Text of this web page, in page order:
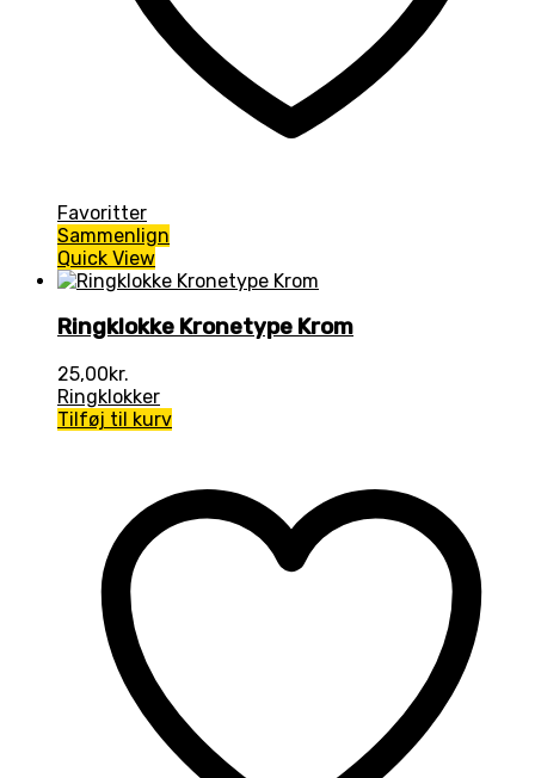
Favoritter
Sammenlign
Quick View
Ringklokke Kronetype Krom
25,00kr.
Ringklokker
Tilføj til kurv